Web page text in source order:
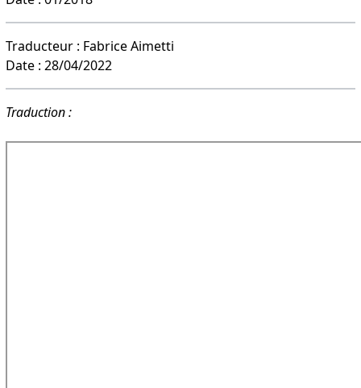
Traducteur : Fabrice Aimetti
Date : 28/04/2022
Traduction :